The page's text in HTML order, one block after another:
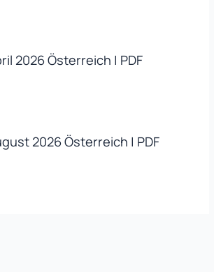
2026 Österreich | PDF
2026 Österreich | PDF